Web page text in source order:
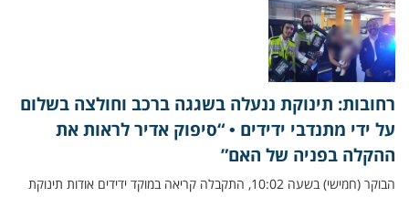
רחובות: תינוקת ננעלה בשגגה ברכב וחולצה בשלום
על ידי מתנדבי ידידים • “סיפוק אדיר לראות את
ההקלה בפניה של האם”
הבוקר (חמישי) בשעה 10:02, התקבלה קריאה במוקד ידידים אודות תינוקת